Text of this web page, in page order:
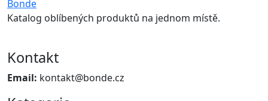
Bonde
Katalog oblíbených produktů na jednom místě.
Kontakt
Email: kontakt@bonde.cz